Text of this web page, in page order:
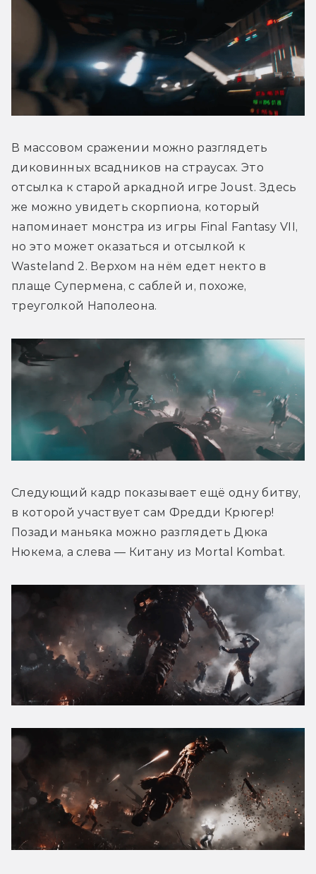
В массовом сражении можно разглядеть
диковинных всадников на страусах. Это
отсылка к старой аркадной игре Joust. Здесь
же можно увидеть скорпиона, который
напоминает монстра из игры Final Fantasy VII,
но это может оказаться и отсылкой к
Wasteland 2. Верхом на нём едет некто в
плаще Супермена, с саблей и, похоже,
треуголкой Наполеона.
Следующий кадр показывает ещё одну битву,
в которой участвует сам Фредди Крюгер!
Позади маньяка можно разглядеть Дюка
Нюкема, а слева — Китану из Mortal Kombat.